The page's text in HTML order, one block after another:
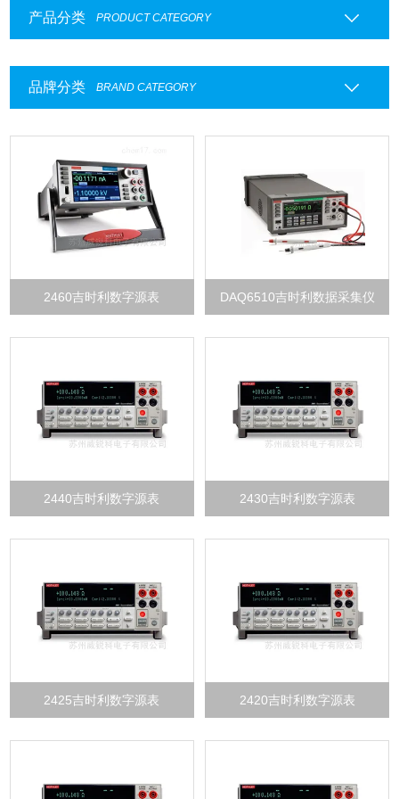
产品分类 PRODUCT CATEGORY
品牌分类 BRAND CATEGORY
2460吉时利数字源表 DAQ6510吉时利数据采集仪
2440吉时利数字源表 2430吉时利数字源表
2425吉时利数字源表 2420吉时利数字源表